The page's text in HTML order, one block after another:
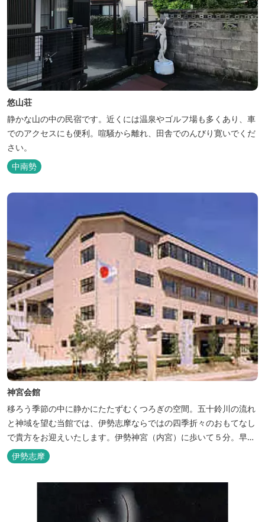
悠山荘
静かな山の中の民宿です。近くには温泉やゴルフ場も多くあり、車
でのアクセスにも便利。喧騒から離れ、田舎でのんびり寛いでくだ
さい。
中南勢
神宮会館
移ろう季節の中に静かにたたずむくつろぎの空間。五十鈴川の流れ
と神域を望む当館では、伊勢志摩ならではの四季折々のおもてなし
で貴方をお迎えいたします。伊勢神宮（内宮）に歩いて５分。早朝
参拝を体験できます。
伊勢志摩